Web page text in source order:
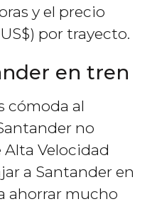
y el precio
US$) por trayecto.
en tren
cómoda al
no
Velocidad
a Santander en
ahorrar mucho